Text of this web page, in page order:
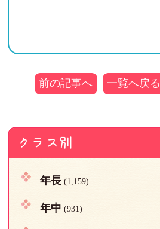
前の記事へ 一覧へ戻る
クラス別
年長(1,159)
年中 (931)